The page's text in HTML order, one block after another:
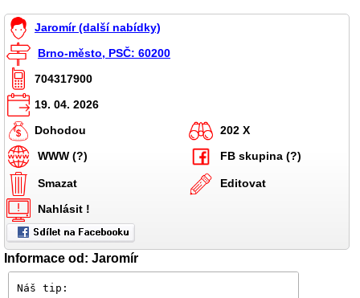
Jaromír (další nabídky)
Brno-město, PSČ: 60200
704317900
19. 04. 2026
Dohodou
202 X
WWW (?)
FB skupina (?)
Smazat
Editovat
Nahlásit !
Informace od: Jaromír